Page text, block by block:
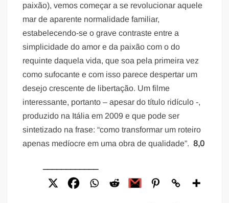
paixão), vemos começar a se revolucionar aquele
mar de aparente normalidade familiar,
estabelecendo-se o grave contraste entre a
simplicidade do amor e da paixão com o do
requinte daquela vida, que soa pela primeira vez
como sufocante e com isso parece despertar um
desejo crescente de libertação. Um filme
interessante, portanto – apesar do título ridículo -,
produzido na Itália em 2009 e que pode ser
sintetizado na frase: “como transformar um roteiro
apenas medíocre em uma obra de qualidade”.8,0